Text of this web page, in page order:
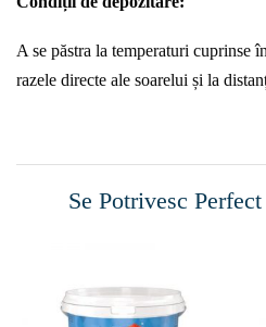
A se păstra la temperaturi cuprinse
razele directe ale soarelui și la
Se Potrivesc